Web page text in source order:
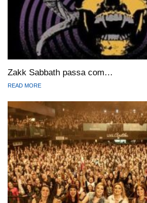
Zakk Sabbath passa com…
READ MORE